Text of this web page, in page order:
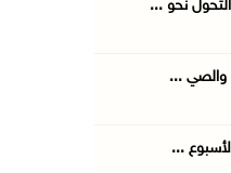
نحو ...
والصي ...